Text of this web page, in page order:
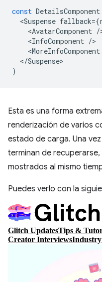
const DetailsComponent
<Suspense fallback={
<AvatarComponent /
<InfoComponent /
<MoreInfoComponent
</Suspense
)
Esta es una forma
renderización de varios
estado de carga. Una
terminan de
mostrados al mismo
Puedes verlo con la